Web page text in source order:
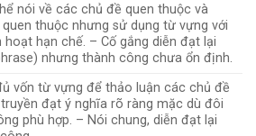
nói về các chủ đề quen thuộc và
quen thuộc nhưng sử dụng từ vựng với
hoạt hạn chế. – Cố gắng diễn đạt lại
nhưng thành công chưa ổn định.
vốn từ vựng để thảo luận các chủ đề
đạt ý nghĩa rõ ràng mặc dù đôi
phù hợp. – Nói chung, diễn đạt lại